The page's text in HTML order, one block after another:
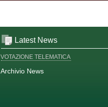
Latest News
VOTAZIONE TELEMATICA
Archivio News